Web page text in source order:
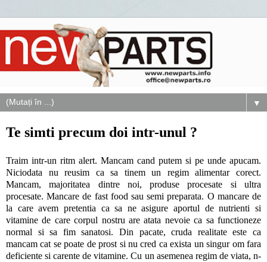
▼
Te simti precum doi intr-unul ?
Traim intr-un ritm alert. Mancam cand putem si pe unde apucam.
Niciodata nu reusim ca sa tinem un regim alimentar corect.
Mancam, majoritatea dintre noi, produse procesate si ultra
procesate. Mancare de fast food sau semi preparata. O mancare de
la care avem pretentia ca sa ne asigure aportul de nutrienti si
vitamine de care corpul nostru are atata nevoie ca sa functioneze
normal si sa fim sanatosi. Din pacate, cruda realitate este ca
mancam cat se poate de prost si nu cred ca exista un singur om fara
deficiente si carente de vitamine. Cu un asemenea regim de viata, n-